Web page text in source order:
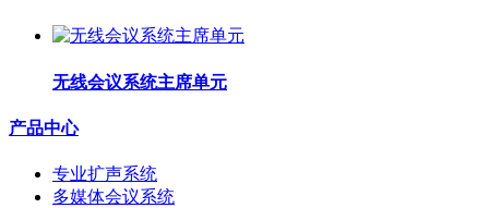
无线会议系统主席单元
产品中心
专业扩声系统
多媒体会议系统